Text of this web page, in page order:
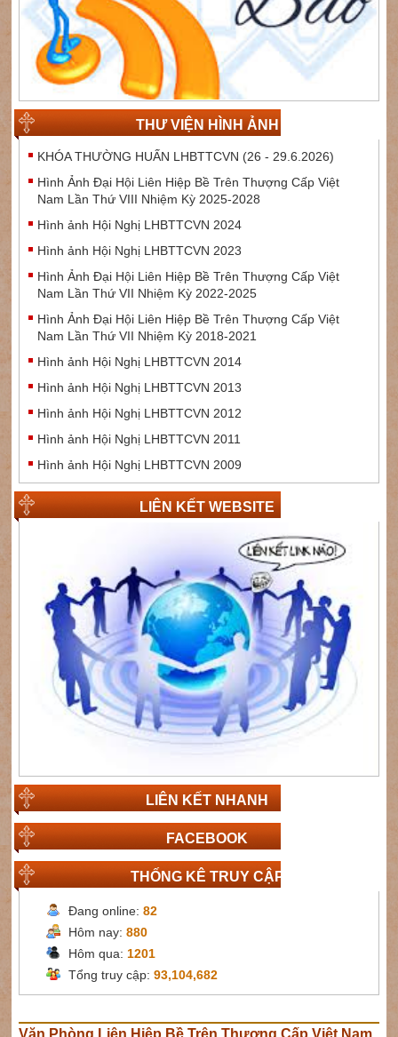
THƯ VIỆN HÌNH ẢNH
KHÓA THƯỜNG HUẤN LHBTTCVN (26 - 29.6.2026)
Hình Ảnh Đại Hội Liên Hiệp Bề Trên Thượng Cấp Việt
Nam Lần Thứ VIII Nhiệm Kỳ 2025-2028
Hình ảnh Hội Nghị LHBTTCVN 2024
Hình ảnh Hội Nghị LHBTTCVN 2023
Hình Ảnh Đại Hội Liên Hiệp Bề Trên Thượng Cấp Việt
Nam Lần Thứ VII Nhiệm Kỳ 2022-2025
Hình Ảnh Đại Hội Liên Hiệp Bề Trên Thượng Cấp Việt
Nam Lần Thứ VII Nhiệm Kỳ 2018-2021
Hình ảnh Hội Nghị LHBTTCVN 2014
Hình ảnh Hội Nghị LHBTTCVN 2013
Hình ảnh Hội Nghị LHBTTCVN 2012
Hình ảnh Hội Nghị LHBTTCVN 2011
Hình ảnh Hội Nghị LHBTTCVN 2009
LIÊN KẾT WEBSITE
LIÊN KẾT NHANH
FACEBOOK
THỐNG KÊ TRUY CẬP
Đang online:82
Hôm nay:880
Hôm qua: 1201
Tổng truy cập:93,104,682
Văn Phòng Liên Hiệp Bề Trên Thượng Cấp Việt Nam